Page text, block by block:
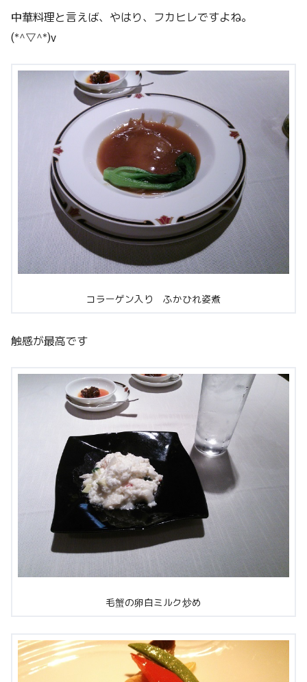
中華料理と言えば、やはり、フカヒレですよね。
(*^▽^*)v
コラーゲン入り ふかひれ姿煮
触感が最高です
毛蟹の卵白ミルク炒め